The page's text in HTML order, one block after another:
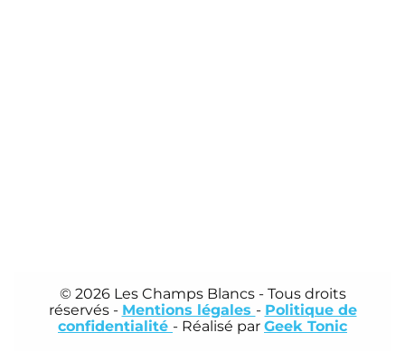
© 2026 Les Champs Blancs- Tous droits
réservés - Mentions légales - Politique de
confidentialité - Réalisé par Geek Tonic